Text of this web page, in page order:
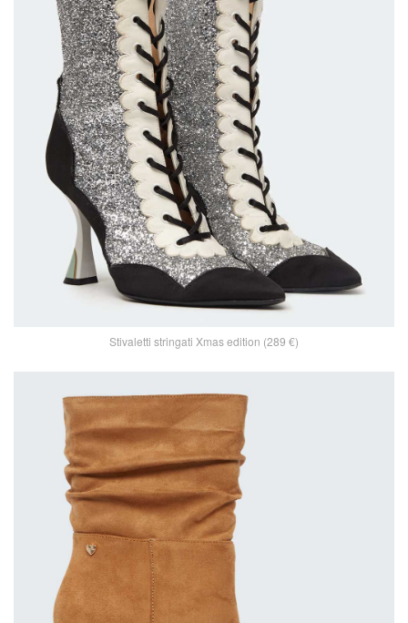
Stivaletti stringati Xmas edition (289 €)